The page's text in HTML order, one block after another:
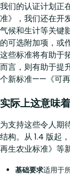
我们的认证计划正
准》，我们还在开
气候和生计等关键
的可选附加项，或
这些标准将有助于
而言，则有助于提
个新标准——《可再
实际上这意味
为支持这些令人期
结构。从 1.4 版起
再生农业标准》等
基础要求适用于